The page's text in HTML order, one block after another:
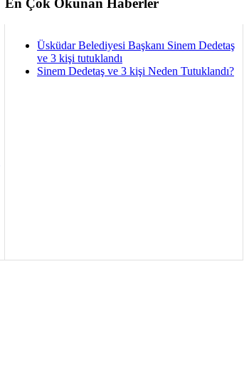
Üsküdar Belediyesi Başkanı Sinem Dedetaş
ve 3 kişi tutuklandı
Sinem Dedetaş ve 3 kişi Neden Tutuklandı?